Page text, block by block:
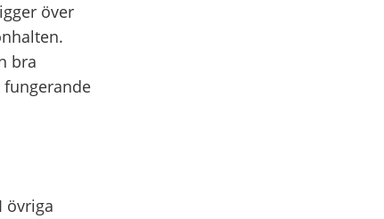
över
bra
övriga